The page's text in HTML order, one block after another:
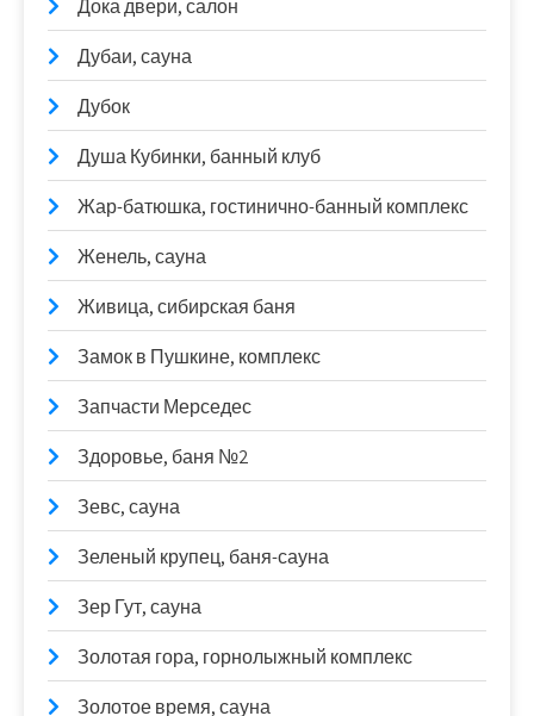
Дока двери, салон
Дубаи, сауна
Дубок
Душа Кубинки, банный клуб
Жар-батюшка, гостинично-банный комплекс
Женель, сауна
Живица, сибирская баня
Замок в Пушкине, комплекс
Запчасти Мерседес
Здоровье, баня №2
Зевс, сауна
Зеленый крупец, баня-сауна
Зер Гут, сауна
Золотая гора, горнолыжный комплекс
Золотое время, сауна